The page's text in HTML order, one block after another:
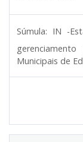
Súmula: IN -
Municipais de